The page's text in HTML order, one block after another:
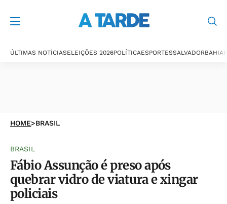
ÚLTIMAS NOTÍCIASELEIÇÕES 2026POLÍTICAESPORTESSALVADORBAHIA
HOME>BRASIL
BRASIL
Fábio Assunção é preso após
quebrar vidro de viatura e xingar
policiais